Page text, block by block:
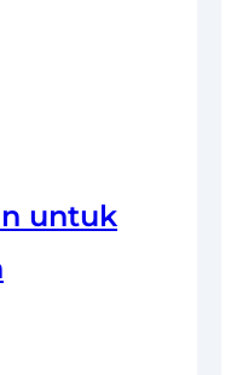
untuk